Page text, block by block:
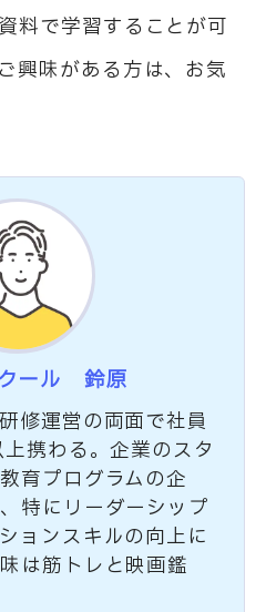
料で学習することが可
興味がある方は、お気
ール 鈴原
修運営の両面で社員
携わる。企業のスタ
育プログラムの企
特にリーダーシップ
ョンスキルの向上に
は筋トレと映画鑑